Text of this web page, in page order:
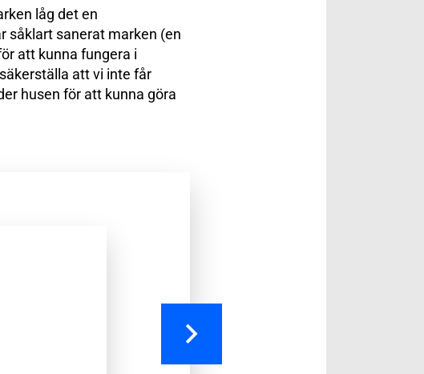
låg det en
såklart sanerat marken (en
att kunna fungera i
att vi inte får
husen för att kunna göra